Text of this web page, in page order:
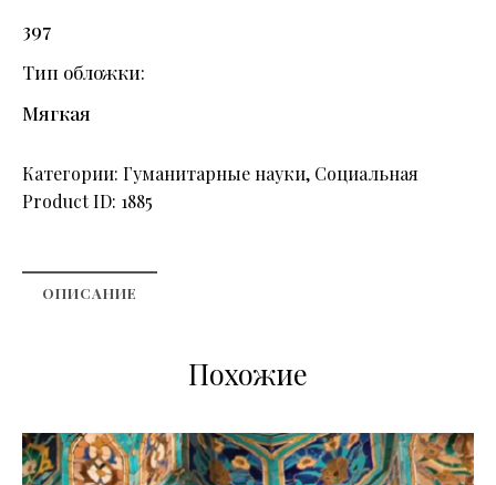
397
Тип обложки
Мягкая
Категории: Гуманитарные науки, Социальная
Product ID: 1885
ОПИСАНИЕ
Похожие